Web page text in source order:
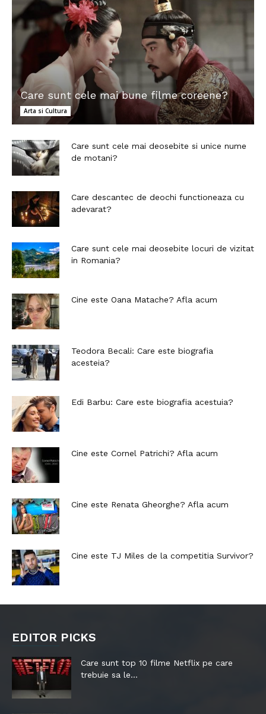
Care sunt cele mai bune filme coreene?
Arta si Cultura
Care sunt cele mai deosebite si unice nume
de motani?
Care descantec de deochi functioneaza cu
adevarat?
Care sunt cele mai deosebite locuri de vizitat
in Romania?
Cine este Oana Matache? Afla acum
Teodora Becali: Care este biografia
acesteia?
Edi Barbu: Care este biografia acestuia?
Cine este Cornel Patrichi? Afla acum
Cine este Renata Gheorghe? Afla acum
Cine este TJ Miles de la competitia Survivor?
EDITOR PICKS
Care sunt top 10 filme Netflix pe care
trebuie sa le...